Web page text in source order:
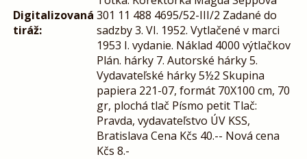
Digitalizovaná
tiráž:
301 11 488 4695/52-III/2 Zadané do
sadzby 3. VI. 1952. Vytlačené v marci
1953 I. vydanie. Náklad 4000 výtlačkov
Plán. hárky 7. Autorské hárky 5.
Vydavateľské hárky 5½2 Skupina
papiera 221-07, formát 70X100 cm, 70
gr, plochá tlač Písmo petit Tlač:
Pravda, vydavateľstvo ÚV KSS,
Bratislava Cena Kčs 40.-- Nová cena
Kčs 8.-